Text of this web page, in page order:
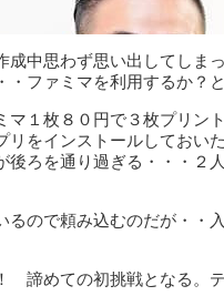
成中思わず思い出してしま
ファミマを利用するか？
１枚８０円で３枚プリン
リをインストールしておい
後ろを通り過ぎる・・・
ので頼み込むのだが・・
諦めての初挑戦となる。